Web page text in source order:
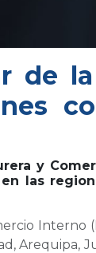
de
y
las
Interno
Arequipa,